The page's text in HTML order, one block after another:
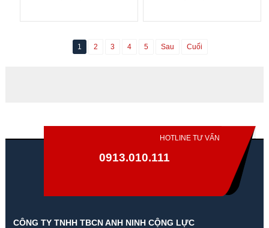
1 2 3 4 5 Sau Cuối
HOTLINE TƯ VẤN
0913.010.111
CÔNG TY TNHH TBCN ANH NINH CỘNG LỰC